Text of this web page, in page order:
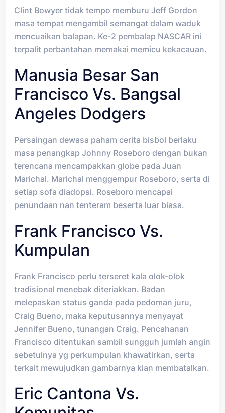
Clint Bowyer tidak tempo memburu Jeff Gordon
masa tempat mengambil semangat dalam waduk
mencuaikan balapan. Ke-2 pembalap NASCAR ini
terpalit perbantahan memakai memicu kekacauan.
Manusia Besar San
Francisco Vs. Bangsal
Angeles Dodgers
Persaingan dewasa paham cerita bisbol berlaku
masa penangkap Johnny Roseboro dengan bukan
terencana mencampakkan globe pada Juan
Marichal. Marichal menggempur Roseboro, serta di
setiap sofa diadopsi. Roseboro mencapai
penundaan nan tenteram beserta luar biasa.
Frank Francisco Vs.
Kumpulan
Frank Francisco perlu terseret kala olok-olok
tradisional menebak diteriakkan. Badan
melepaskan status ganda pada pedoman juru,
Craig Bueno, maka keputusannya menyayat
Jennifer Bueno, tunangan Craig. Pencahanan
Francisco ditentukan sambil sungguh jumlah angin
sebetulnya yg perkumpulan khawatirkan, serta
terkait mewujudkan gambarnya kian membatalkan.
Eric Cantona Vs.